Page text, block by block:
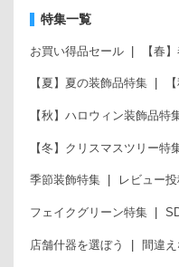
特集一覧
お買い得品セール 【春
【夏】夏の装飾品特集
【秋】ハロウィン装飾品特
【冬】クリスマスツリー特
季節装飾特集 レビュー
フェイクグリーン特集
店舗什器を選ぼう 間違